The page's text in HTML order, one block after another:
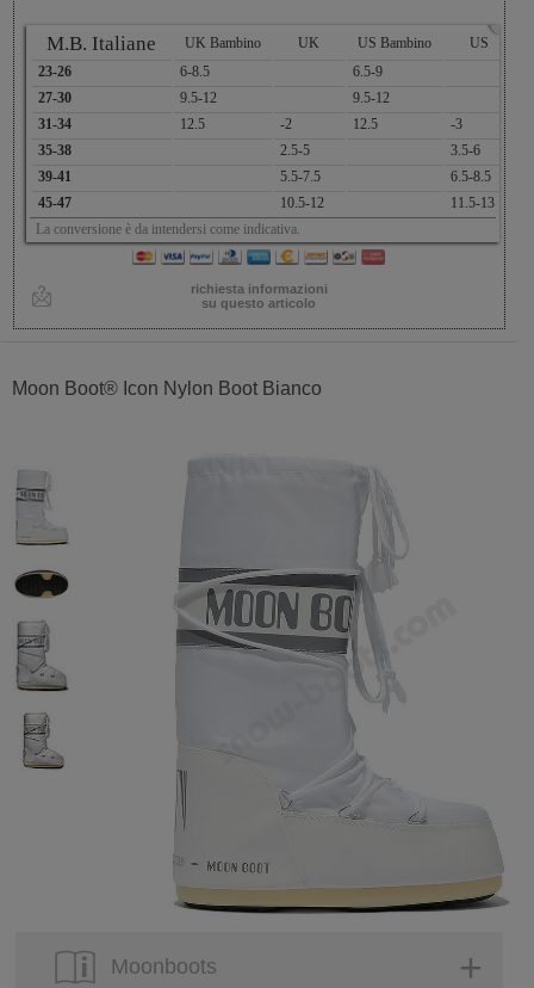
M.B. Italiane UK Bambino UK US Bambino US
23-26
6-8.5 6.5-9
27-30
9.5-12 9.5-12
31-34
12.5 -2 12.5 -3
35-38
2.5-5 3.5-6
39-41
5.5-7.5 6.5-8.5
45-47
10.5-12 11.5-13
La conversione è da intendersi come indicativa.
x
richiesta informazioni
su questo articolo
Moon Boot® Icon Nylon Boot Bianco
Moonboots